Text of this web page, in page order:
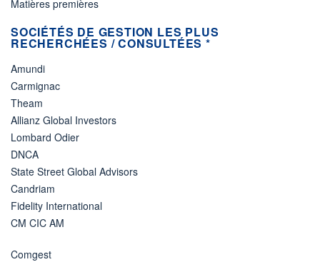
Matières premières
SOCIÉTÉS DE GESTION LES PLUS
RECHERCHÉES / CONSULTÉES *
Amundi
Carmignac
Theam
Allianz Global Investors
Lombard Odier
DNCA
State Street Global Advisors
Candriam
Fidelity International
CM CIC AM
Comgest